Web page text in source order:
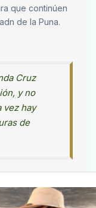
que continúen
de la Puna.
Cruz
y no
vez hay
de